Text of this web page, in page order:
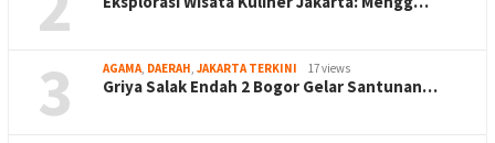
3 AGAMA, DAERAH, JAKARTA TERKINI 17 views
Griya Salak Endah 2 Bogor Gelar Santunan…